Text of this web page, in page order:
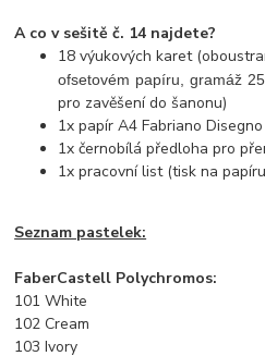
A co v sešitě č. 14 najdete?
18 výukových karet
ofsetovém papíru, gramáž
pro zavěšení do šanonu)
1x papír A4 Fabriano
1x černobílá předloha pro
1x pracovní list (tisk na
Seznam pastelek:
FaberCastell Polychromos:
101 White
102 Cream
103 Ivory